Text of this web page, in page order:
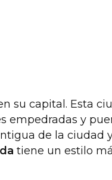
su capital. Esta
empedradas y
de la ciudad
tiene un estilo